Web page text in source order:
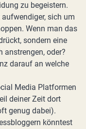
zu begeistern.
sich um
Wenn man das
sondern eine
anstrengen, oder?
darauf an welche
Media Platformen
deiner Zeit dort
genug dabei).
könntest